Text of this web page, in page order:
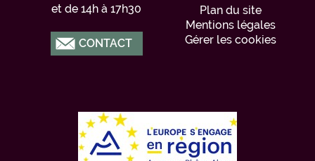
et de 14h à 17h30
CONTACT
Plan du site
Mentions légales
Gérer les cookies